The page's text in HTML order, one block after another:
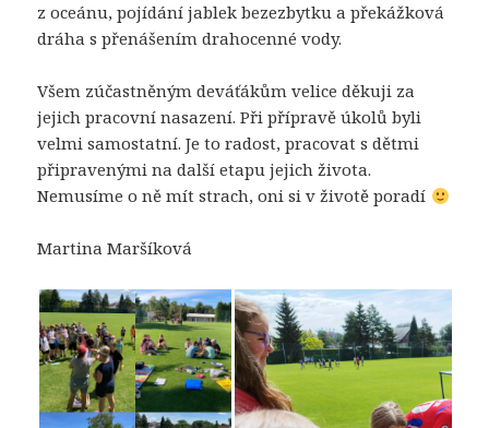
z oceánu, pojídání jablek bezezbytku a překážková
dráha s přenášením drahocenné vody.
Všem zúčastněným deváťákům velice děkuji za
jejich pracovní nasazení. Při přípravě úkolů byli
velmi samostatní. Je to radost, pracovat s dětmi
připravenými na další etapu jejich života.
Nemusíme o ně mít strach, oni si v životě poradí
Martina Maršíková